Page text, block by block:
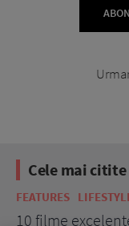
Cele mai citite
au dorințe 7